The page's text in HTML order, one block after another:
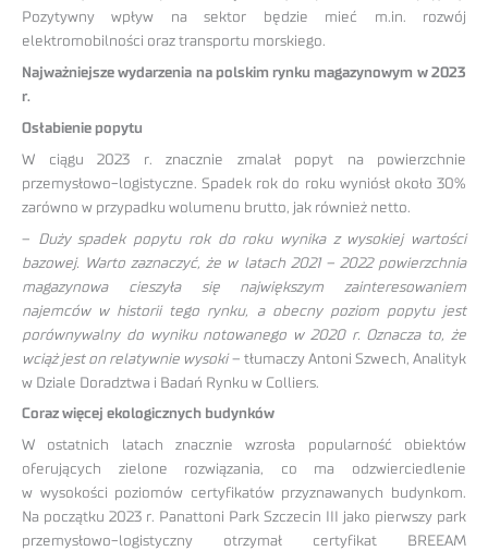
Pozytywny wpływ na sektor będzie mieć m.in. rozwój
elektromobilności oraz transportu morskiego.
Najważniejsze wydarzenia na polskim rynku magazynowym w 2023
r.
Osłabienie popytu
W ciągu 2023 r. znacznie zmalał popyt na powierzchnie
przemysłowo-logistyczne. Spadek rok do roku wyniósł około 30%
zarówno w przypadku wolumenu brutto, jak również netto.
– Duży spadek popytu rok do roku wynika z wysokiej wartości
bazowej. Warto zaznaczyć, że w latach 2021 – 2022 powierzchnia
magazynowa cieszyła się największym zainteresowaniem
najemców w historii tego rynku, a obecny poziom popytu jest
porównywalny do wyniku notowanego w 2020 r. Oznacza to, że
wciąż jest on relatywnie wysoki– tłumaczy Antoni Szwech, Analityk
w Dziale Doradztwa i Badań Rynku w Colliers.
Coraz więcej ekologicznych budynków
W ostatnich latach znacznie wzrosła popularność obiektów
oferujących zielone rozwiązania, co ma odzwierciedlenie
w wysokości poziomów certyfikatów przyznawanych budynkom.
Na początku 2023 r. Panattoni Park Szczecin III jako pierwszy park
przemysłowo-logistyczny otrzymał certyfikat BREEAM